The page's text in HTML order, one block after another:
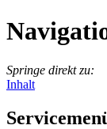
Springe direkt zu:
Inhalt